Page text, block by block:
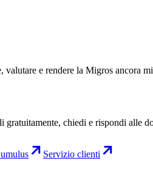
valutare e rendere la Migros ancora
chiedi e rispondi alle
Servizio clienti